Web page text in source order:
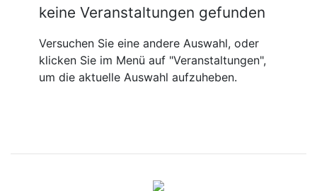
keine Veranstaltungen gefunden
Versuchen Sie eine andere Auswahl, oder
klicken Sie im Menü auf "Veranstaltungen",
um die aktuelle Auswahl aufzuheben.